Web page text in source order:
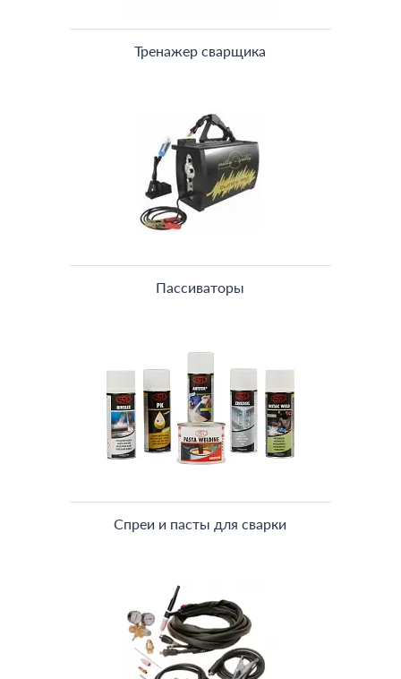
Тренажер сварщика
Пассиваторы
Спреи и пасты для сварки